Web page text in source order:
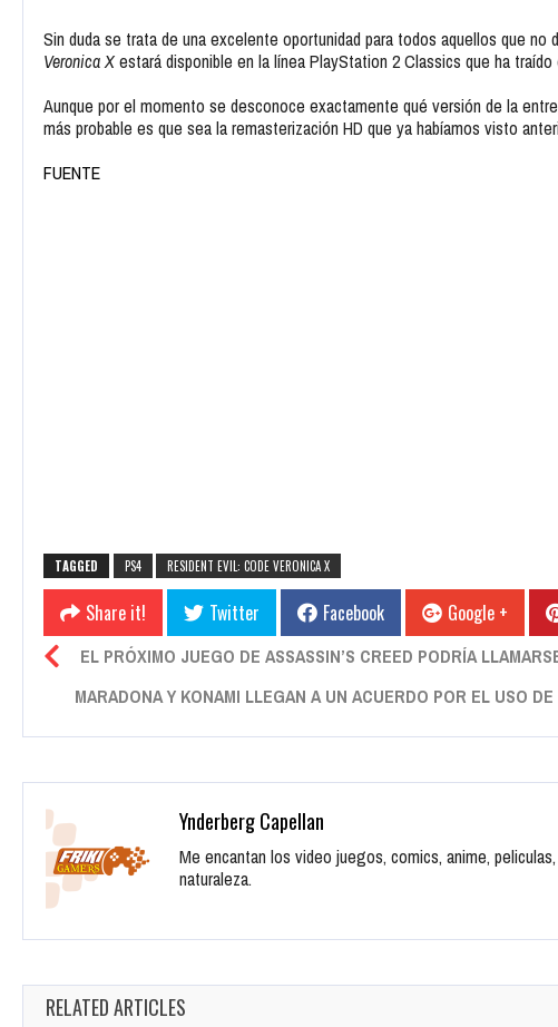
Sin duda se trata de una excelente oportunidad para todos aquellos que
Veronica Xestará disponible en la línea PlayStation 2 Classics que ha
Aunque por el momento se desconoce exactamente qué versión de la
más probable es que sea la remasterización HD que ya habíamos visto
FUENTE
TAGGED PS4 RESIDENT EVIL: CODE VERONICA X
Share it! Twitter Facebook Google +
EL PRÓXIMO JUEGO DE ASSASSIN’S CREED PODRÍA
MARADONA Y KONAMI LLEGAN A UN ACUERDO POR EL USO
Ynderberg Capellan
Me encantan los video juegos, comics, anime,
naturaleza.
RELATED ARTICLES